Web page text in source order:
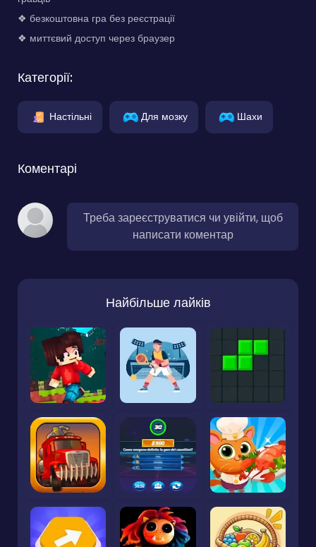
❖ безкоштовна гра без реєстрації
❖ миттєвий доступ через браузер
Категорії:
Настільні Для мозку Шахи
Коментарі
Треба зареєструватися чи увійти, щоб
написати коментар
Найбільше лайків